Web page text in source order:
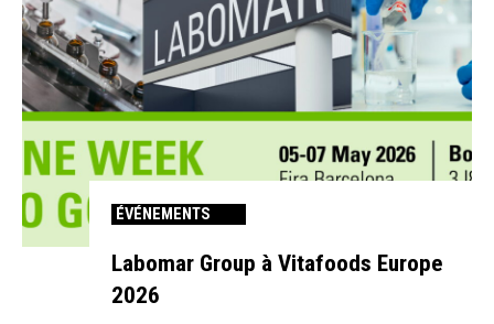
ÉVÉNEMENTS
Labomar Group à Vitafoods Europe
2026